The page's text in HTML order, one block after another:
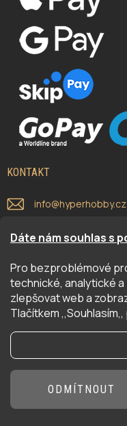
Dáte nám souhlas s
Pro bezproblémové
technické, analytické
zlepšovat web a
Tlačítkem
ODMÍTNOUT
KONTAKT
info@hyperhobby.cz
311 444 499
zajímavé informace.
ODEBÍRAT NEWSLETTER
Vložte svůj e-mail a my
produktech na našem e-
E-MAIL